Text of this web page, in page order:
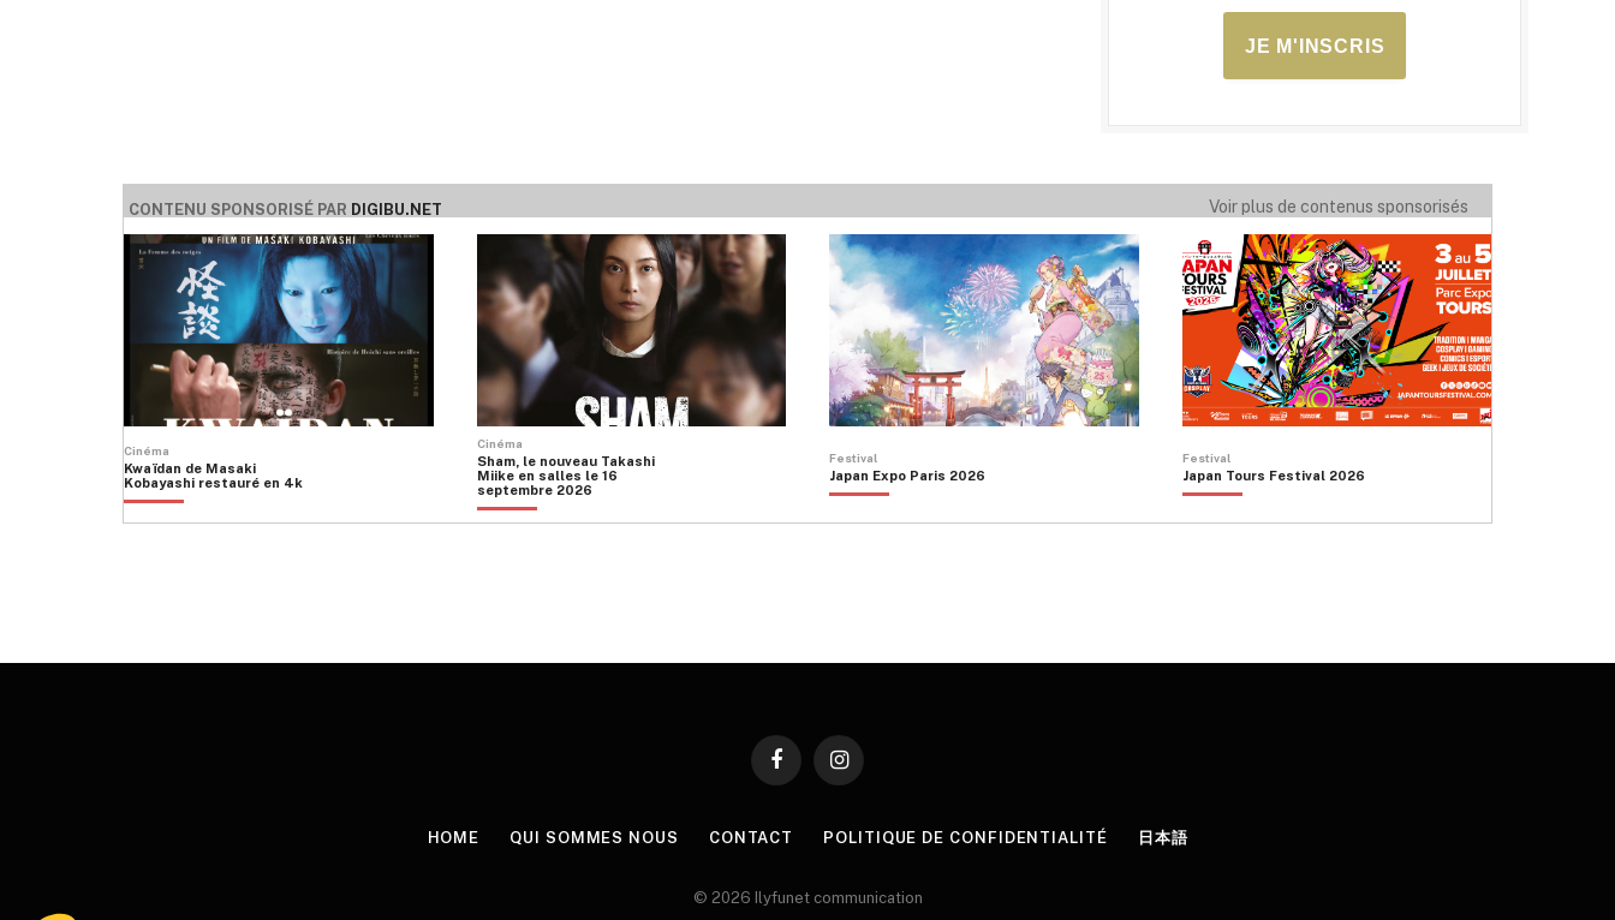
JE M'INSCRIS
CONTENU SPONSORISÉ PAR DIGIBU.NET Voir plus de contenus sponsorisés
Cinéma
Kwaïdan de Masaki
Kobayashi restauré en 4k
Cinéma
Sham, le nouveau Takashi
Miike en salles le 16
septembre 2026
Festival
Japan Expo Paris 2026
Festival
Japan Tours Festival 2026
FacebookInstagram
HOME QUI SOMMES NOUS CONTACT POLITIQUE DE CONFIDENTIALITÉ 日本語
© 2026 Ilyfunet communication